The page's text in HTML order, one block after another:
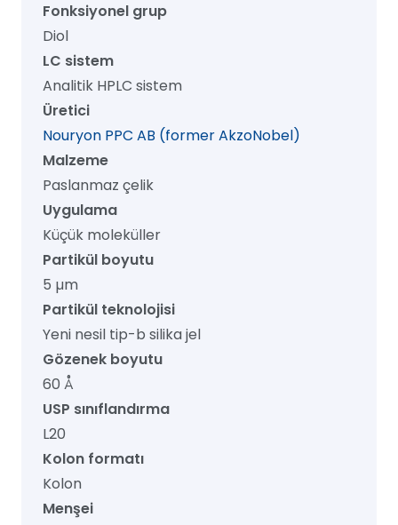
mm
mm,
1/pk
adet
Fonksiyonel grup
Diol
LC sistem
Analitik HPLC sistem
Üretici
Nouryon PPC AB (former AkzoNobel)
Malzeme
Paslanmaz çelik
Uygulama
Küçük moleküller
Partikül boyutu
5 µm
Partikül teknolojisi
Yeni nesil tip-b silika jel
Gözenek boyutu
60 Å
USP sınıflandırma
L20
Kolon formatı
Kolon
Menşei